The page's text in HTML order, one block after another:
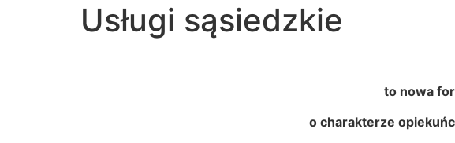
Usługi sąsiedzkie
to nowa
o charakterze